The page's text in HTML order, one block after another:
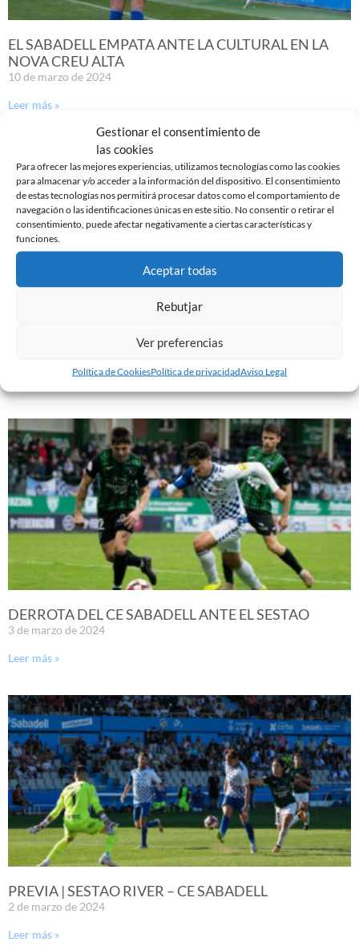
Gestionar el consentimiento de
las cookies
Para ofrecer las mejores experiencias, utilizamos tecnologías como las cookies
para almacenar y/o acceder a la información del dispositivo. El consentimiento
de estas tecnologías nos permitirá procesar datos como el comportamiento de
navegación o las identificaciones únicas en este sitio. No consentir o retirar el
consentimiento, puede afectar negativamente a ciertas características y
funciones.
Aceptar todas
Rebutjar
Ver preferencias
Política de CookiesPolítica de privacidadAviso Legal
EL SABADELL EMPATA ANTE LA CULTURAL EN LA
NOVA CREU ALTA
10 de marzo de 2024
Leer más »
PREVIA | CE SABADELL – CULTURAL LEONESA
DERROTA DEL CE SABADELL ANTE EL SESTAO
3 de marzo de 2024
Leer más »
PREVIA | SESTAO RIVER – CE SABADELL
2 de marzo de 2024
Leer más »